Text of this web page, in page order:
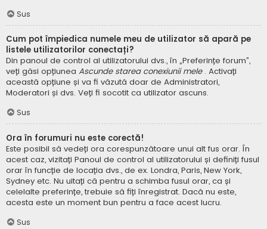
Sus
Cum pot împiedica numele meu de utilizator să apară pe
listele utilizatorilor conectați?
Din panoul de control al utilizatorului dvs., în „Preferințe forum”,
veți găsi opțiunea Ascunde starea conexiunii mele . Activați
această opțiune și va fi văzută doar de Administratori,
Moderatori și dvs. Veți fi socotit ca utilizator ascuns.
Sus
Ora în forumuri nu este corectă!
Este posibil să vedeți ora corespunzătoare unui alt fus orar. În
acest caz, vizitați Panoul de control al utilizatorului și definiți fusul
orar în funcție de locația dvs., de ex. Londra, Paris, New York,
Sydney etc. Nu uitați că pentru a schimba fusul orar, ca și
celelalte preferințe, trebuie să fiți înregistrat. Dacă nu este,
acesta este un moment bun pentru a face acest lucru.
Sus